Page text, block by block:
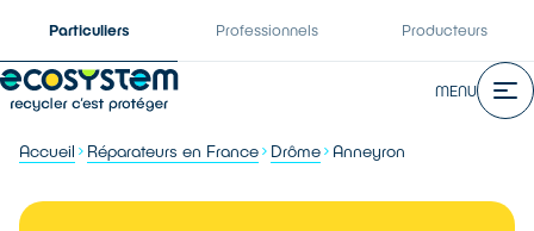
Particuliers Professionnels Producteurs
MENU
Accueil Réparateurs en France Drôme Anneyron